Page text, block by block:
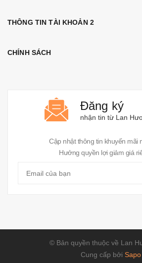
THÔNG TIN TÀI KHOẢN 2
CHÍNH SÁCH
Đăng ký
nhận tin từ Lan
Cập nhật thông tin khuyến mãi
Hưởng quyền lợi giảm giá
© Bản quyền thuộc về Lan
Cung cấp bởi Sapo